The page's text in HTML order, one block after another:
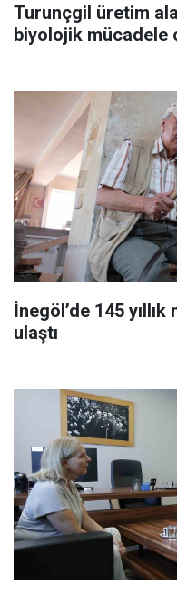
Turunçgil üretim
biyolojik mücadele
İnegöl’de 145
ulaştı